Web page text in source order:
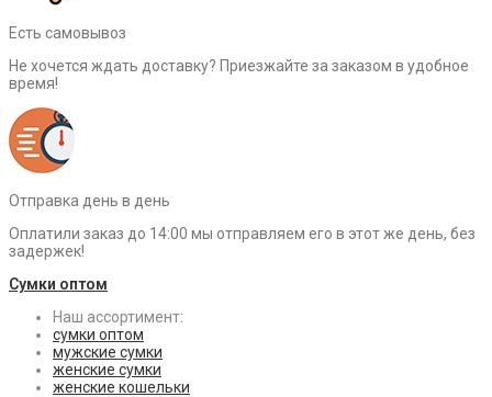
Есть самовывоз
Не хочется ждать доставку? Приезжайте за заказом в удобное
время!
Отправка день в день
Оплатили заказ до 14:00 мы отправляем его в этот же день, без
задержек!
Сумки оптом
Наш ассортимент:
сумки оптом
мужские сумки
женские сумки
женские кошельки